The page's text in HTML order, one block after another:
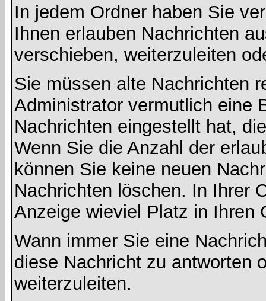
In jedem Ordner haben Sie
Ihnen erlauben Nachrichten
verschieben, weiterzuleiten
Sie müssen alte Nachrichten
Administrator vermutlich eine
Nachrichten eingestellt hat,
Wenn Sie die Anzahl der
können Sie keine neuen
Nachrichten löschen. In Ihrer
Anzeige wieviel Platz in Ihren
Wann immer Sie eine
diese Nachricht zu antworten
weiterzuleiten.